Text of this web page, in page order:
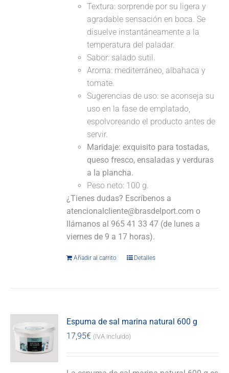
Textura: sorprende por su ligera y
agradable sensación en boca. Se
disuelve instantáneamente a la
temperatura del paladar.
Sabor: salado sutil.
Aroma: mediterráneo, albahaca y
tomate.
Sugerencias de uso: se aconseja su
uso en la fase de emplatado,
espolvoreando el producto antes de
servir.
Maridaje: exquisito para tostadas,
queso fresco, ensaladas y verduras
a la plancha.
Peso neto: 100 g.
¿Tienes dudas? Escríbenos a
atencionalcliente@brasdelport.com o
llámanos al 965 41 33 47 (de lunes a
viernes de 9 a 17 horas).
Añadir al carrito Detalles
Espuma de sal marina natural 600 g
17,95€ (IVA incluido)